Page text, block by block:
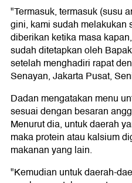
"Termasuk, termasuk (susu
gini, kami sudah
diberikan ketika masa
sudah ditetapkan oleh
setelah menghadiri rapat
Senayan, Jakarta Pusat,
Dadan mengatakan menu
sesuai dengan besaran
Menurut dia, untuk daerah
maka protein atau kalsium
makanan yang lain.
"Kemudian untuk daerah-